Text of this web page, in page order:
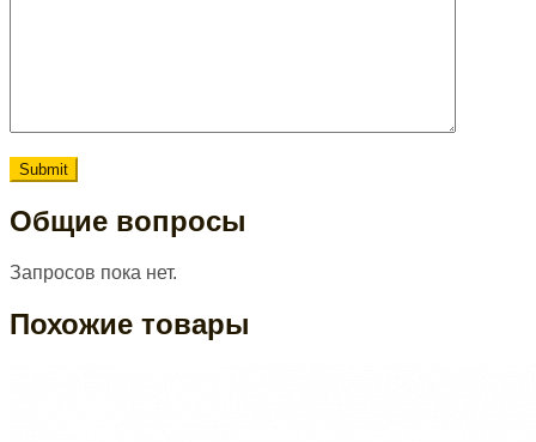
Общие вопросы
Запросов пока нет.
Похожие товары